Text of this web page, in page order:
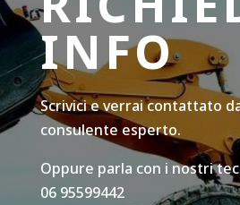
INFO
Scrivici e verrai contattato
consulente esperto.
Oppure parla con i nostri
06 95599442